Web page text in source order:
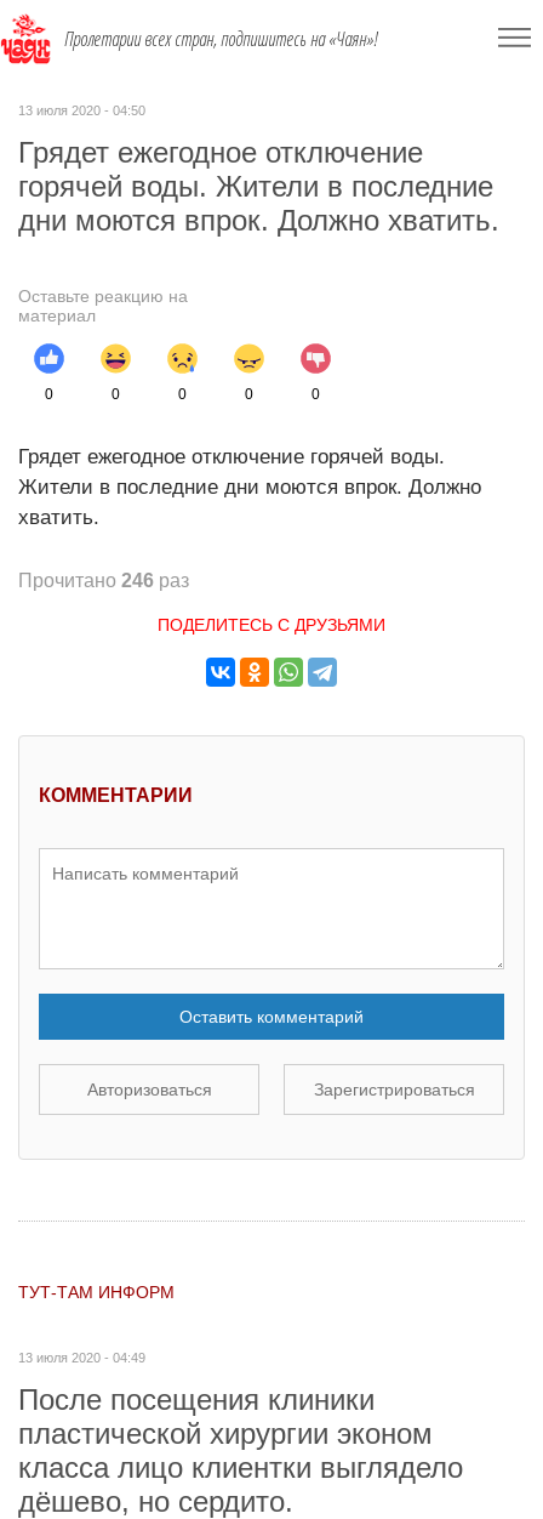
Пролетарии всех стран, подпишитесь на «Чаян»!
13 июля 2020 - 04:50
Грядет ежегодное отключение
горячей воды. Жители в последние
дни моются впрок. Должно хватить.
Оставьте реакцию на
материал
0 0 0 0 0
Грядет ежегодное отключение горячей воды.
Жители в последние дни моются впрок. Должно
хватить.
Прочитано 246 раз
ПОДЕЛИТЕСЬ С ДРУЗЬЯМИ
КОММЕНТАРИИ
Оставить комментарий
Авторизоваться Зарегистрироваться
ТУТ-ТАМ ИНФОРМ
13 июля 2020 - 04:49
После посещения клиники
пластической хирургии эконом
класса лицо клиентки выглядело
дёшево, но сердито.